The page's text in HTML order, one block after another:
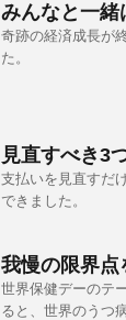
みんなと一緒
奇跡の経済成長が
た。
見直すべき3
支払いを見直すだ
できました。
我慢の限界点
世界保健デーのテ
ると、世界のうつ